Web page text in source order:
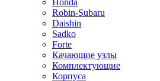
Honda
Robin-Subaru
Daishin
Sadko
Forte
Качающие узлы
Комплектующие
Корпуса